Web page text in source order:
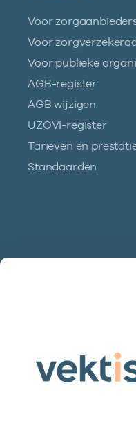
Voor
Voor
Voor publieke
AGB-register
AGB wijzigen
UZOVI-register
Tarieven en
Standaarden
We zijn